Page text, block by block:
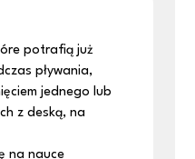
potrafią już
pływania,
jednego lub
z deską, na
na nauce